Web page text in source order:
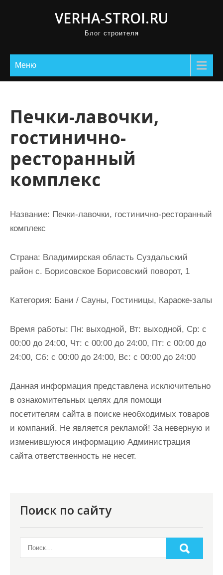
VERHA-STROI.RU
Блог строителя
Меню
Печки-лавочки,
гостинично-
ресторанный
комплекс
Название: Печки-лавочки, гостинично-ресторанный
комплекс
Страна: Владимирская область Суздальский
район с. Борисовское Борисовский поворот, 1
Категория: Бани / Сауны, Гостиницы, Караоке-залы
Время работы: Пн: выходной, Вт: выходной, Ср: с
00:00 до 24:00, Чт: с 00:00 до 24:00, Пт: с 00:00 до
24:00, Сб: с 00:00 до 24:00, Вс: с 00:00 до 24:00
Данная информация представлена исключительно
в ознакомительных целях для помощи
посетителям сайта в поиске необходимых товаров
и компаний. Не является рекламой! За неверную и
изменившуюся информацию Администрация
сайта ответственность не несет.
Поиск по сайту